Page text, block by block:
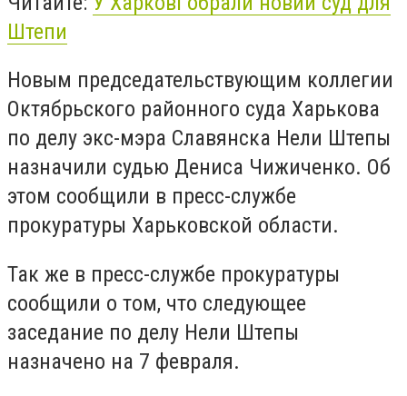
Штепи
Новым председательствующим коллегии
Октябрьского районного суда Харькова
по делу экс-мэра Славянска Нели Штепы
назначили судью Дениса Чижиченко. Об
этом сообщили в пресс-службе
прокуратуры Харьковской области.
Так же в пресс-службе прокуратуры
сообщили о том, что следующее
заседание по делу Нели Штепы
назначено на 7 февраля.